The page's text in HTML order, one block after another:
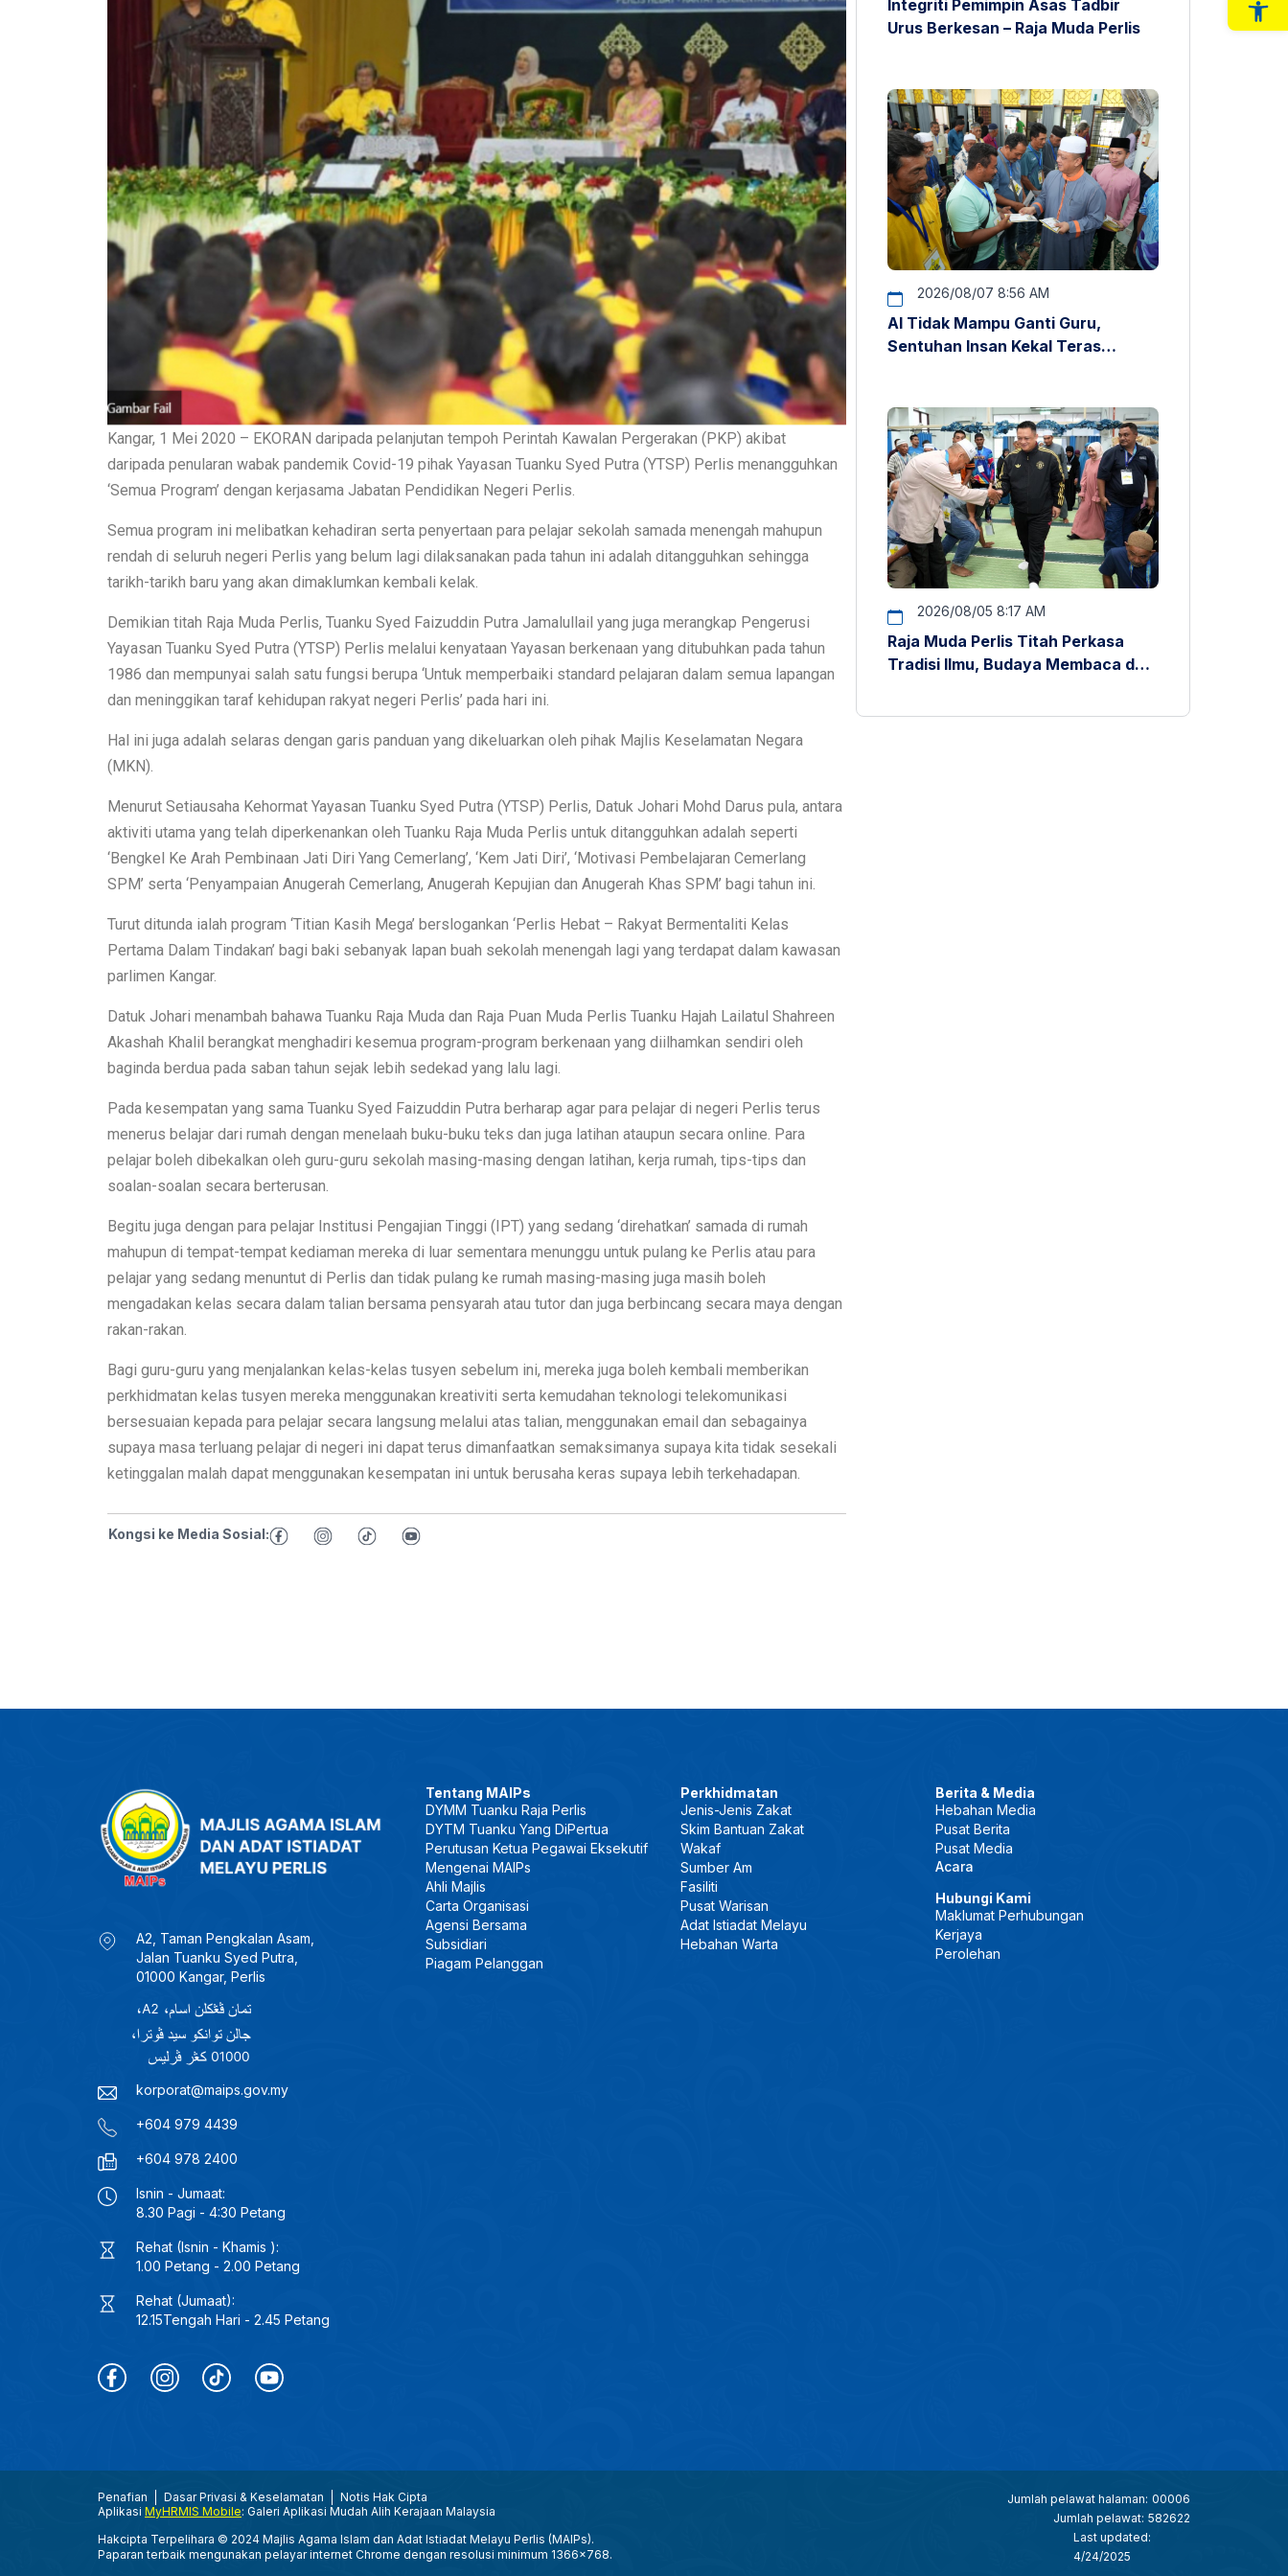
Kangar, 1 Mei 2020 – EKORAN daripada pelanjutan tempoh Perintah Kawalan Pergerakan (PKP) akibat
daripada penularan wabak pandemik Covid-19 pihak Yayasan Tuanku Syed Putra (YTSP) Perlis menangguhkan
‘Semua Program’ dengan kerjasama Jabatan Pendidikan Negeri Perlis.
Semua program ini melibatkan kehadiran serta penyertaan para pelajar sekolah samada menengah mahupun
rendah di seluruh negeri Perlis yang belum lagi dilaksanakan pada tahun ini adalah ditangguhkan sehingga
tarikh-tarikh baru yang akan dimaklumkan kembali kelak.
Demikian titah Raja Muda Perlis, Tuanku Syed Faizuddin Putra Jamalullail yang juga merangkap Pengerusi
Yayasan Tuanku Syed Putra (YTSP) Perlis melalui kenyataan Yayasan berkenaan yang ditubuhkan pada tahun
1986 dan mempunyai salah satu fungsi berupa ‘Untuk memperbaiki standard pelajaran dalam semua lapangan
dan meninggikan taraf kehidupan rakyat negeri Perlis’ pada hari ini.
Hal ini juga adalah selaras dengan garis panduan yang dikeluarkan oleh pihak Majlis Keselamatan Negara
(MKN).
Menurut Setiausaha Kehormat Yayasan Tuanku Syed Putra (YTSP) Perlis, Datuk Johari Mohd Darus pula, antara
aktiviti utama yang telah diperkenankan oleh Tuanku Raja Muda Perlis untuk ditangguhkan adalah seperti
‘Bengkel Ke Arah Pembinaan Jati Diri Yang Cemerlang’, ‘Kem Jati Diri’, ‘Motivasi Pembelajaran Cemerlang
SPM’ serta ‘Penyampaian Anugerah Cemerlang, Anugerah Kepujian dan Anugerah Khas SPM’ bagi tahun ini.
Turut ditunda ialah program ‘Titian Kasih Mega’ berslogankan ‘Perlis Hebat – Rakyat Bermentaliti Kelas
Pertama Dalam Tindakan’ bagi baki sebanyak lapan buah sekolah menengah lagi yang terdapat dalam kawasan
parlimen Kangar.
Datuk Johari menambah bahawa Tuanku Raja Muda dan Raja Puan Muda Perlis Tuanku Hajah Lailatul Shahreen
Akashah Khalil berangkat menghadiri kesemua program-program berkenaan yang diilhamkan sendiri oleh
baginda berdua pada saban tahun sejak lebih sedekad yang lalu lagi.
Pada kesempatan yang sama Tuanku Syed Faizuddin Putra berharap agar para pelajar di negeri Perlis terus
menerus belajar dari rumah dengan menelaah buku-buku teks dan juga latihan ataupun secara online. Para
pelajar boleh dibekalkan oleh guru-guru sekolah masing-masing dengan latihan, kerja rumah, tips-tips dan
soalan-soalan secara berterusan.
Begitu juga dengan para pelajar Institusi Pengajian Tinggi (IPT) yang sedang ‘direhatkan’ samada di rumah
mahupun di tempat-tempat kediaman mereka di luar sementara menunggu untuk pulang ke Perlis atau para
pelajar yang sedang menuntut di Perlis dan tidak pulang ke rumah masing-masing juga masih boleh
mengadakan kelas secara dalam talian bersama pensyarah atau tutor dan juga berbincang secara maya dengan
rakan-rakan.
Bagi guru-guru yang menjalankan kelas-kelas tusyen sebelum ini, mereka juga boleh kembali memberikan
perkhidmatan kelas tusyen mereka menggunakan kreativiti serta kemudahan teknologi telekomunikasi
bersesuaian kepada para pelajar secara langsung melalui atas talian, menggunakan email dan sebagainya
supaya masa terluang pelajar di negeri ini dapat terus dimanfaatkan semaksimanya supaya kita tidak sesekali
ketinggalan malah dapat menggunakan kesempatan ini untuk berusaha keras supaya lebih terkehadapan.
Kongsi ke Media Sosial:
Integriti Pemimpin Asas Tadbir
Urus Berkesan – Raja Muda Perlis
2026/08/07 8:56 AM
AI Tidak Mampu Ganti Guru,
Sentuhan Insan Kekal Teras
2026/08/05 8:17 AM
Raja Muda Perlis Titah Perkasa
Tradisi Ilmu, Budaya Membaca dan
A2, Taman Pengkalan Asam,
Jalan Tuanku Syed Putra,
01000 Kangar, Perlis
korporat@maips.gov.my
+604 979 4439
+604 978 2400
Isnin - Jumaat:
8.30 Pagi - 4:30 Petang
Rehat (Isnin - Khamis ):
1.00 Petang - 2.00 Petang
Rehat (Jumaat):
12.15Tengah Hari - 2.45 Petang
Tentang MAIPs
DYMM Tuanku Raja Perlis
DYTM Tuanku Yang DiPertua
Perutusan Ketua Pegawai Eksekutif
Mengenai MAIPs
Ahli Majlis
Carta Organisasi
Agensi Bersama
Subsidiari
Piagam Pelanggan
Perkhidmatan
Jenis-Jenis Zakat
Skim Bantuan Zakat
Wakaf
Sumber Am
Fasiliti
Pusat Warisan
Adat Istiadat Melayu
Hebahan Warta
Berita & Media
Hebahan Media
Pusat Berita
Pusat Media
Acara
Hubungi Kami
Maklumat Perhubungan
Kerjaya
Perolehan
Penafian Dasar Privasi & Keselamatan
Notis Hak Cipta
Aplikasi MyHRMIS Mobile: Galeri Aplikasi Mudah Alih Kerajaan Malaysia
Hakcipta Terpelihara © 2024 Majlis Agama Islam dan Adat Istiadat Melayu Perlis (MAIPs).
Paparan terbaik mengunakan pelayar internet Chrome dengan resolusi minimum 1366x768.
Jumlah pelawat halaman: 00006
Jumlah pelawat: 582622
Last updated:
4/24/2025